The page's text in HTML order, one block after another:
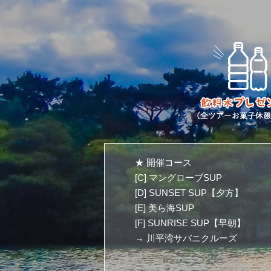
★ 開催コース
[C] マングローブSUP
[D] SUNSET SUP【夕方】
[E] 美ら海SUP
[F] SUNRISE SUP【早朝】
→ 川平湾サバニクルーズ